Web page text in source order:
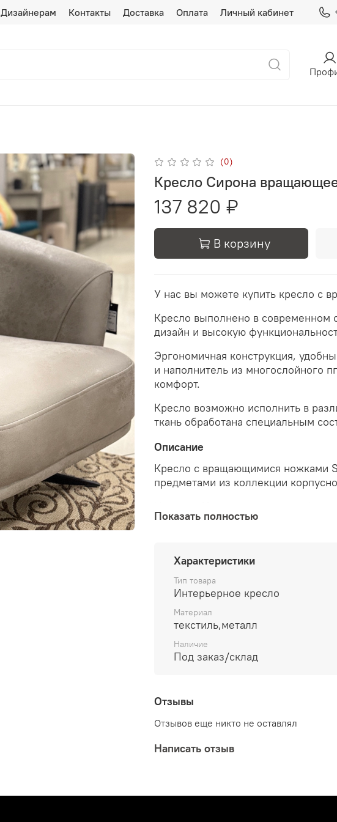
Дизайнерам Контакты Доставка Оплата Личный кабинет
(0)
Кресло Сирона
137 820 ₽
В корзину
У нас вы можете купить кресло с
Кресло выполнено в современном
дизайн и высокую
Эргономичная конструкция,
и наполнитель из многослойного
комфорт.
Кресло возможно исполнить в
ткань обработана специальным
Описание
Кресло с вращающимися ножками
предметами из коллекции
Показать полностью
Характеристики
Тип товара
Интерьерное кресло
Материал
текстиль,металл
Наличие
Под заказ/склад
Отзывы
Отзывов еще никто не оставлял
Написать отзыв